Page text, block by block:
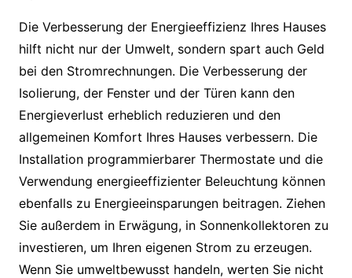
Die Verbesserung der Energieeffizienz Ihres Hauses
hilft nicht nur der Umwelt, sondern spart auch Geld
bei den Stromrechnungen. Die Verbesserung der
Isolierung, der Fenster und der Türen kann den
Energieverlust erheblich reduzieren und den
allgemeinen Komfort Ihres Hauses verbessern. Die
Installation programmierbarer Thermostate und die
Verwendung energieeffizienter Beleuchtung können
ebenfalls zu Energieeinsparungen beitragen. Ziehen
Sie außerdem in Erwägung, in Sonnenkollektoren zu
investieren, um Ihren eigenen Strom zu erzeugen.
Wenn Sie umweltbewusst handeln, werten Sie nicht